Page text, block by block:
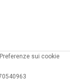
Preferenze sui cookie